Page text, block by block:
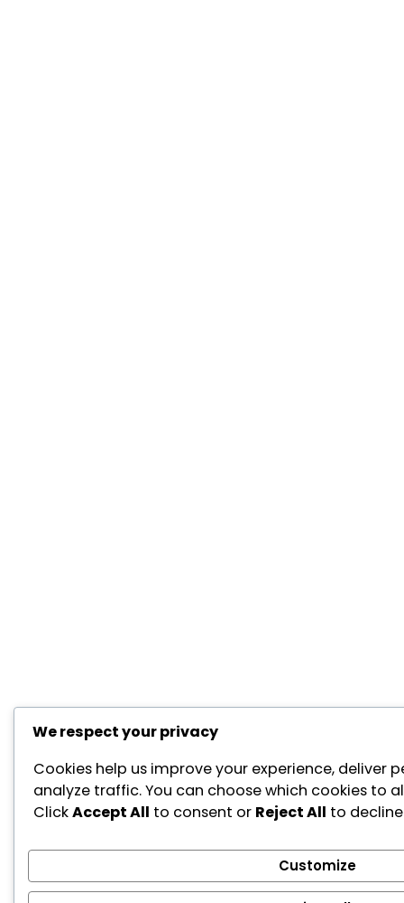
We respect your privacy
Cookies help us improve your experience, deliver
analyze traffic. You can choose which cookies to
ClickAccept All to consent or Reject All to
Customize